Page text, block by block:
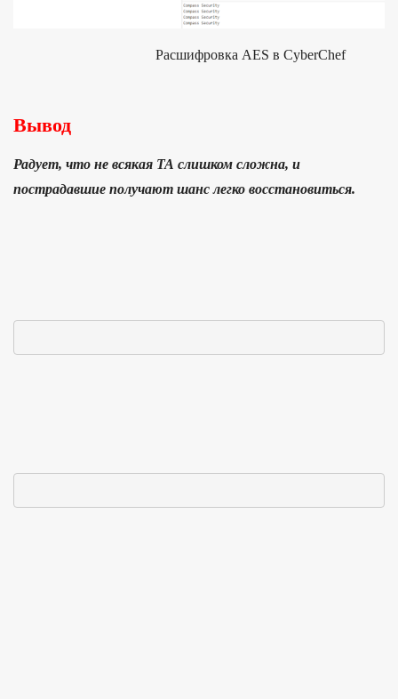
Расшифровка AES в CyberChef
Вывод
Радует, что не всякая ТА слишком сложна, и
пострадавшие получают шанс легко восстановиться.